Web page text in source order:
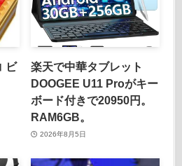
ビ
楽天で中華タブレット
DOOGEE U11 Proがキー
ボード付きで20950円。
RAM6GB。
2026年8月5日